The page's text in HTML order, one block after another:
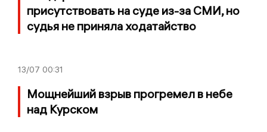
присутствовать на суде из-за СМИ, но
судья не приняла ходатайство
13/07 00:31
Мощнейший взрыв прогремел в небе
над Курском